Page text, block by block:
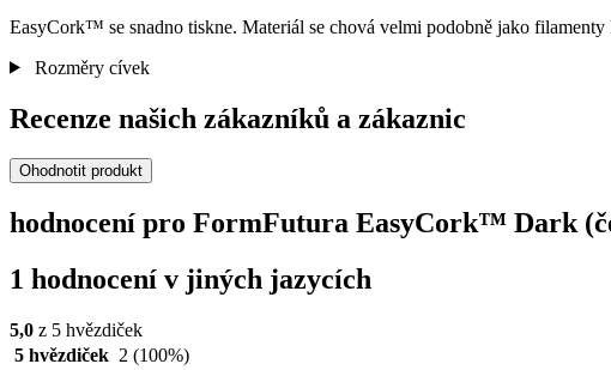
EasyCork™ se snadno tiskne. Materiál se chová velmi podobně jako
Rozměry cívek
Recenze našich zákazníků a zákaznic
Ohodnotit produkt
hodnocení pro FormFutura EasyCork™ Dark
1 hodnocení v jiných jazycích
5,0 z 5 hvězdiček
5 hvězdiček 2 (100%)